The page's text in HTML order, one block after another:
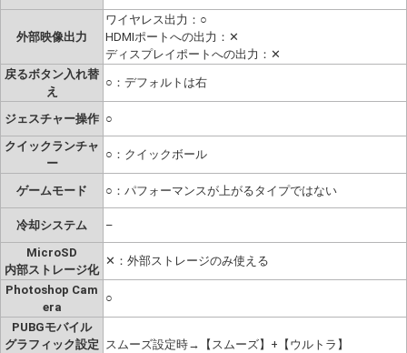
外部映像出力
ワイヤレス出力：○
HDMIポートへの出力：✕
ディスプレイポートへの出力：✕
戻るボタン入れ替
え
○：デフォルトは右
ジェスチャー操作 ○
クイックランチャ
ー
○：クイックボール
ゲームモード ○：パフォーマンスが上がるタイプではない
冷却システム
–
MicroSD
内部ストレージ化
✕：外部ストレージのみ使える
Photoshop Cam
era
○
PUBGモバイル
グラフィック設定
スムーズ設定時→【スムーズ】+【ウルトラ】